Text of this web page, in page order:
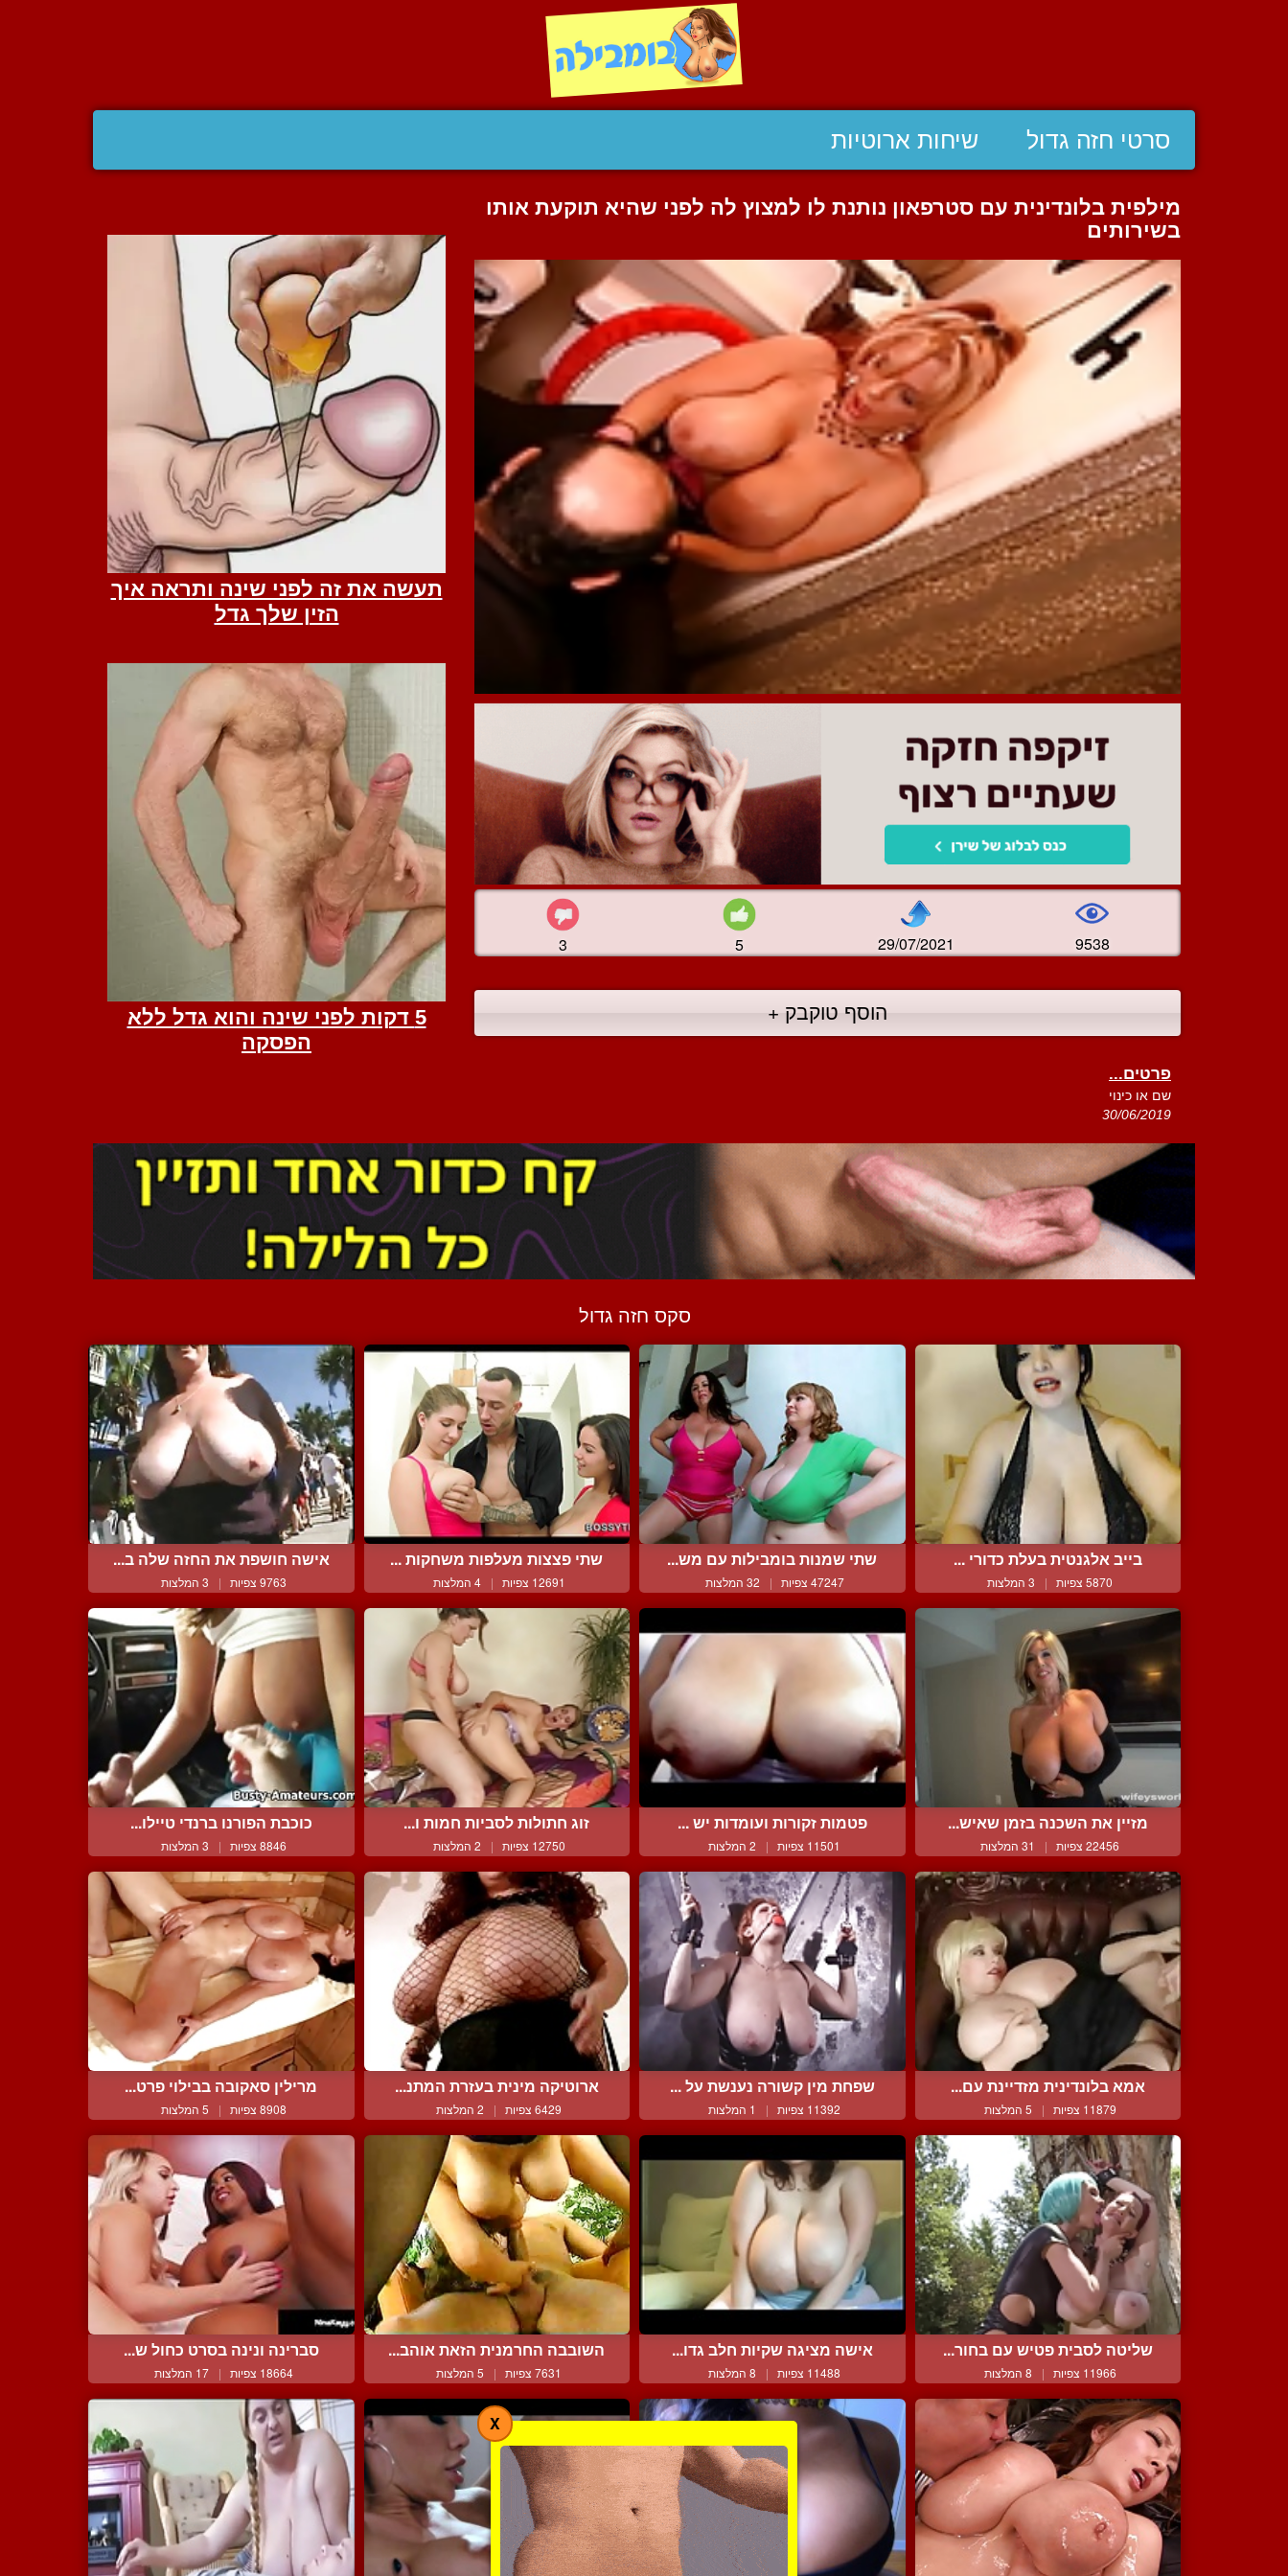
סרטי חזה גדול שיחות ארוטיות
מילפית בלונדינית עם סטרפאון נותנת לו למצוץ לה לפני שהיא תוקעת אותו
בשירותים
3 5 29/07/2021 9538
הוסף טוקבק +
פרטים...
שם או כינוי
30/06/2019
סקס חזה גדול
בייב אלגנטית בעלת כדורי ...
5870 צפיות | 3 המלצות
שתי שמנות בומבילות עם מש...
47247 צפיות | 32 המלצות
שתי פצצות מעלפות משחקות ...
12691 צפיות | 4 המלצות
אישה חושפת את החזה שלה ב...
9763 צפיות | 3 המלצות
מזיין את השכנה בזמן שאיש...
22456 צפיות | 31 המלצות
פטמות זקורות ועומדות יש ...
11501 צפיות | 2 המלצות
זוג חתולות לסביות חמות ו...
12750 צפיות | 2 המלצות
כוכבת הפורנו ברנדי טיילו...
8846 צפיות | 3 המלצות
אמא בלונדינית מזדיינת עם...
11879 צפיות | 5 המלצות
שפחת מין קשורה נענשת על ...
11392 צפיות | 1 המלצות
ארוטיקה מינית בעזרת המתנ...
6429 צפיות | 2 המלצות
מרילין סאקובה בבילוי פרט...
8908 צפיות | 5 המלצות
שליטה לסבית פטיש עם בחור...
11966 צפיות | 8 המלצות
אישה מציגה שקיות חלב גדו...
11488 צפיות | 8 המלצות
השובבה החרמנית הזאת אוהב...
7631 צפיות | 5 המלצות
סברינה ונינה בסרט כחול ש...
18664 צפיות | 17 המלצות
X